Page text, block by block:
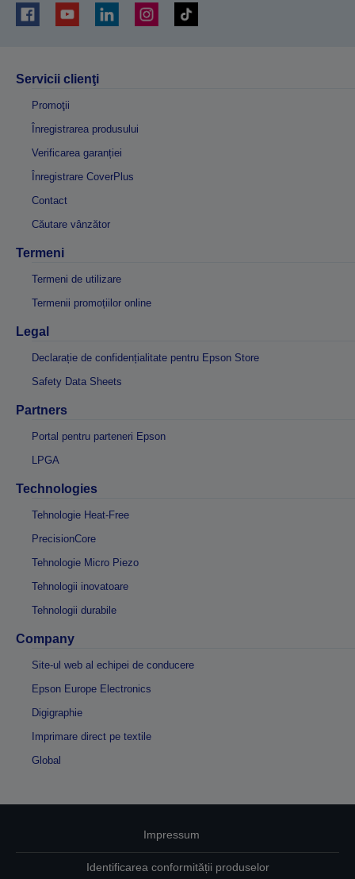
Servicii clienţi
Promoţii
Înregistrarea produsului
Verificarea garanției
Înregistrare CoverPlus
Contact
Căutare vânzător
Termeni
Termeni de utilizare
Termenii promoțiilor online
Legal
Declarație de confidențialitate pentru Epson Store
Safety Data Sheets
Partners
Portal pentru parteneri Epson
LPGA
Technologies
Tehnologie Heat-Free
PrecisionCore
Tehnologie Micro Piezo
Tehnologii inovatoare
Tehnologii durabile
Company
Site-ul web al echipei de conducere
Epson Europe Electronics
Digigraphie
Imprimare direct pe textile
Global
Impressum
Identificarea conformității produselor